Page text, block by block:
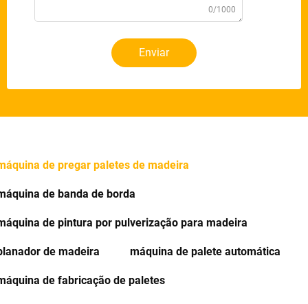
0/1000
Enviar
de pregar paletes de madeira
de banda de borda
de pintura por pulverização para madeira
de madeira máquina de palete automática
de fabricação de paletes